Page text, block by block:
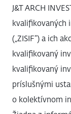
J&T ARCH
kvalifikovaných
(„ZISIF“) a ich
kvalifikovaný
kvalifikovaný
príslušnými
o kolektívnom